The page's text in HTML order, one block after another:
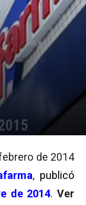
de 2014
, publicó
de 2014.Ver